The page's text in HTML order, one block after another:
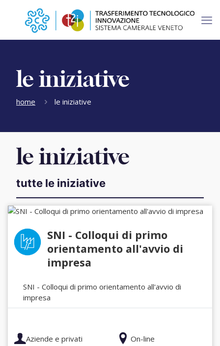
le iniziative
home le iniziative
le iniziative
tutte le iniziative
SNI - Colloqui di primo
orientamento all'avvio di
impresa
SNI - Colloqui di primo orientamento all'avvio di
impresa
Aziende e privati On-line